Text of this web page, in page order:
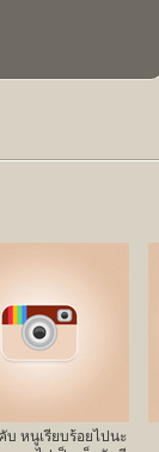
บ หนูเรียบร้อยไปนะ